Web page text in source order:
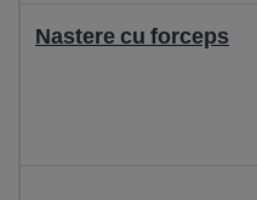
Nastere cu forceps